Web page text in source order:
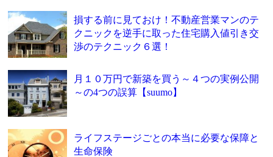
損する前に見ておけ！不動産営業マンのテ
クニックを逆手に取った住宅購入値引き交
渉のテクニック６選！
月１０万円で新築を買う～４つの実例公開
～の4つの誤算【suumo】
ライフステージごとの本当に必要な保障と
生命保険